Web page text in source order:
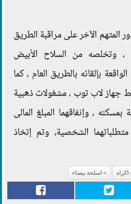
المتهم الآخر على مراقبة الطريق
، وتخلصه من السلاح الأبيض
بإلقائه بالطريق العام ، كما
جهاز لاب توب ، مشغولات ذهبية
، وإنفاقهما المبلغ المالى
الشخصية، وتم إتخاذ
اكراه اسلحة بيضاء